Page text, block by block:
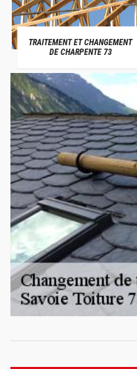
TRAITEMENT ET CHANGEMENT
DE CHARPENTE 73